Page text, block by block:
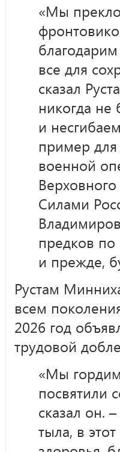
«Мы
все для
сказал
никогда не
и
пример для
военной
Силами
предков
и прежде,
Рустам
всем
2026 год
трудовой
«Мы
посвятили
сказал он.
тыла, в